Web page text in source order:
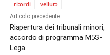
ricordi
velluto
Articolo precedente
Riapertura dei tribunali minori,
accordo di programma M5S-
Lega